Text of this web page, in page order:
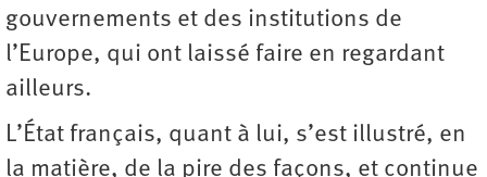
gouvernements et des institutions de
l’Europe, qui ont laissé faire en regardant
ailleurs.
L’État français, quant à lui, s’est illustré, en
la matière, de la pire des façons, et continue